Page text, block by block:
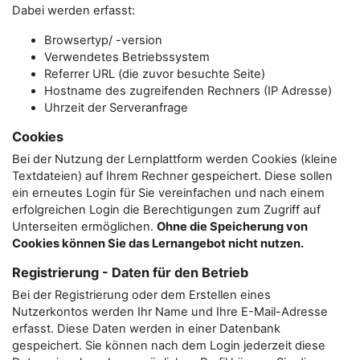
Dabei werden erfasst:
Browsertyp/ -version
Verwendetes Betriebssystem
Referrer URL (die zuvor besuchte Seite)
Hostname des zugreifenden Rechners (IP Adresse)
Uhrzeit der Serveranfrage
Cookies
Bei der Nutzung der Lernplattform werden Cookies (kleine
Textdateien) auf Ihrem Rechner gespeichert. Diese sollen
ein erneutes Login für Sie vereinfachen und nach einem
erfolgreichen Login die Berechtigungen zum Zugriff auf
Unterseiten ermöglichen. Ohne die Speicherung von
Cookies können Sie das Lernangebot nicht nutzen.
Registrierung - Daten für den Betrieb
Bei der Registrierung oder dem Erstellen eines
Nutzerkontos werden Ihr Name und Ihre E-Mail-Adresse
erfasst. Diese Daten werden in einer Datenbank
gespeichert. Sie können nach dem Login jederzeit diese